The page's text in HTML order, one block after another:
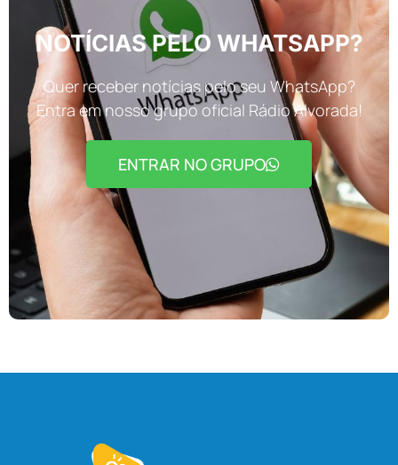
NOTÍCIAS PELO WHATSAPP?
Quer receber notícias pelo seu WhatsApp?
Entra em nosso grupo oficial Rádio Alvorada!
ENTRAR NO GRUPO